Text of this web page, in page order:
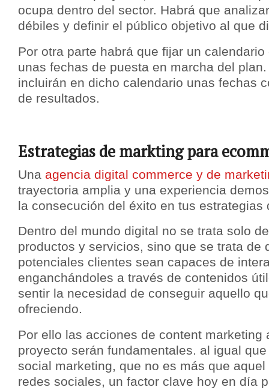
ocupa dentro del sector. Habrá que
débiles y definir el público objetivo al que
Por otra parte habrá que fijar un
unas fechas de puesta en marcha del
incluirán en dicho calendario unas fechas
de resultados.
Estrategias de markting para
Una agencia digital commerce y de
trayectoria amplia y una experiencia
la consecución del éxito en tus estrategias
Dentro del mundo digital no se trata solo
productos y servicios, sino que se trata de
potenciales clientes sean capaces de
enganchándoles a través de contenidos
sentir la necesidad de conseguir aquello
ofreciendo.
Por ello las acciones de content marketing
proyecto serán fundamentales. al igual
social marketing, que no es más que
redes sociales, un factor clave hoy en día